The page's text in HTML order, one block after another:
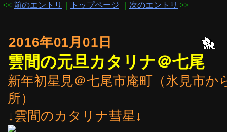
<< 前のエントリ トップページ 次のエントリ >>
2016年01月01日
雲間の元旦カタリナ＠七尾
新年初星見＠七尾市庵町（氷見市
所）
↓雲間のカタリナ彗星↓